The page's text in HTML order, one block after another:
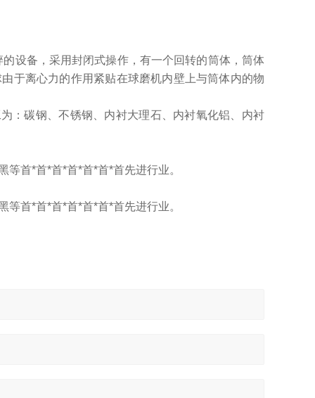
设备，采用封闭式操作，有一个回转的筒体，筒体
于离心力的作用紧贴在球磨机内壁上与筒体内的物
：碳钢、不锈钢、内衬大理石、内衬氧化铝、内衬
首*首*首*首*首*首*首先进行业。
首*首*首*首*首*首*首先进行业。